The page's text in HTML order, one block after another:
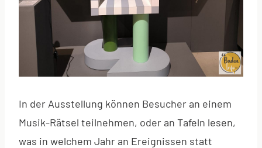
In der Ausstellung können Besucher an einem
Musik-Rätsel teilnehmen, oder an Tafeln lesen,
was in welchem Jahr an Ereignissen statt